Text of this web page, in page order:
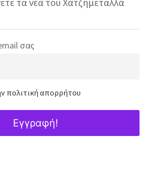
σας
πολιτική απορρήτου